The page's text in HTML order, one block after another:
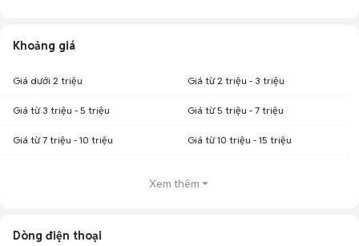
Khoảng giá
Giá dưới 2 triệu Giá từ 2 triệu - 3 triệu
Giá từ 3 triệu - 5 triệu Giá từ 5 triệu - 7 triệu
Giá từ 7 triệu - 10 triệu Giá từ 10 triệu - 15 triệu
Xem thêm
Dòng điện thoại